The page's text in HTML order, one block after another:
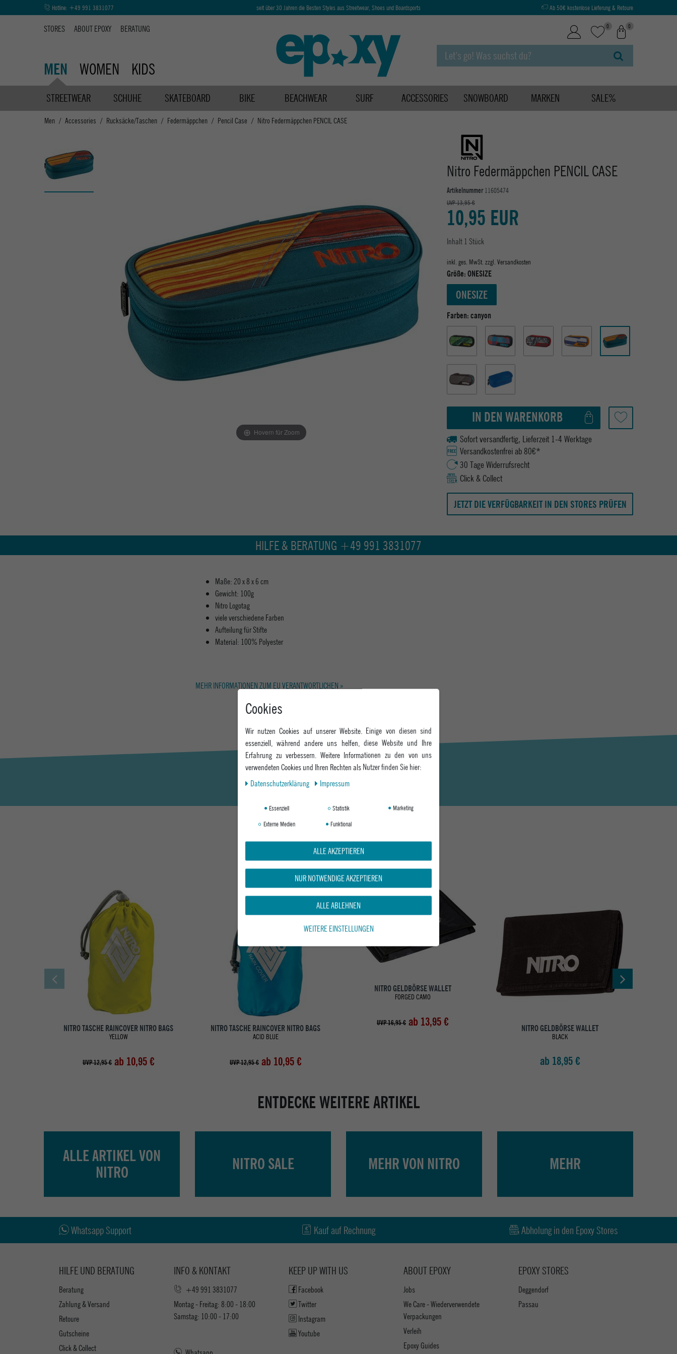
Hotline: +49 991 3831077 seit über 30 Jahren die Besten Styles aus Streetwear, Shoes und Boardsports Ab 50€ kostenlose Lieferung & Retoure
STORES ABOUT EPOXY BERATUNG
MEN WOMEN KIDS
0 0
STREETWEAR SCHUHE SKATEBOARD BIKE BEACHWEAR SURF ACCESSORIES SNOWBOARD MARKEN SALE%
Men Accessories Rucksäcke/Taschen Federmäppchen Pencil Case Nitro Federmäppchen PENCIL CASE
Hovern für Zoom
Nitro Federmäppchen PENCIL CASE
Artikelnummer11605474
UVP 13,95 €
10,95 EUR
Inhalt 1 Stück
inkl. ges. MwSt. zzgl. Versandkosten
Größe:ONESIZE
ONESIZE
Farben:canyon
IN DEN WARENKORB
Sofort versandfertig, Lieferzeit 1-4 Werktage
Versandkostenfrei ab 80€*
30 Tage Widerrufsrecht
Click & Collect
JETZT DIE VERFÜGBARKEIT IN DEN STORES PRÜFEN
HILFE & BERATUNG +49 991 3831077
Maße: 20 x 8 x 6 cm
Gewicht: 100g
Nitro Logotag
viele verschiedene Farben
Aufteilung für Stifte
Material: 100% Polyester
MEHR INFORMATIONEN ZUM EU VERANTWORTLICHEN »
DAS KÖNNTE DIR AUCH GEFALLEN
NITRO TASCHE RAINCOVER NITRO BAGS
YELLOW
UVP 12,95 € ab 10,95 €
NITRO TASCHE RAINCOVER NITRO BAGS
ACID BLUE
UVP 12,95 € ab 10,95 €
NITRO GELDBÖRSE WALLET
FORGED CAMO
UVP 16,95 € ab 13,95 € NITRO GELDBÖRSE WALLET
BLACK
ab 18,95 €
ENTDECKE WEITERE ARTIKEL
ALLE ARTIKEL VON
NITRO
NITRO SALE MEHR VON NITRO MEHR
Whatsapp Support Kauf auf Rechnung Abholung in den Epoxy Stores
HILFE UND BERATUNG
Beratung
Zahlung & Versand
Retoure
Gutscheine
Click & Collect
INFO & KONTAKT
+49 991 3831077
Montag - Freitag: 8:00 - 18:00
Samstag: 10:00 - 17:00
ABOUT EPOXY
Jobs
We Care - Wiederverwendete
Verpackungen
Verleih
Epoxy Guides
EPOXY STORES
Deggendorf
Passau
KEEP UP WITH US
Facebook
Twitter
Instagram
Youtube
Cookies
Wir nutzen Cookies auf unserer Website. Einige von diesen sind
essenziell, während andere uns helfen, diese Website und Ihre
Erfahrung zu verbessern. Weitere Informationen zu den von uns
verwendeten Cookies und Ihren Rechten als Nutzer finden Sie hier:
Daten­schutz­erklärung
Impressum
Essenziell Statistik
Marketing
Externe Medien
Funktional
ALLE AKZEPTIEREN
NUR NOTWENDIGE AKZEPTIEREN
ALLE ABLEHNEN
WEITERE EINSTELLUNGEN